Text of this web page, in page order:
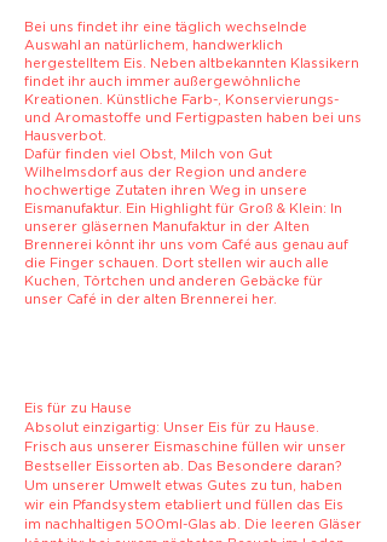
Bei uns findet ihr eine täglich wechselnde
Auswahl an natürlichem, handwerklich
hergestelltem Eis. Neben altbekannten Klassikern
findet ihr auch immer außergewöhnliche
Kreationen. Künstliche Farb-, Konservierungs-
und Aromastoffe und Fertigpasten haben bei uns
Hausverbot.
Dafür finden viel Obst, Milch von Gut
Wilhelmsdorf aus der Region und andere
hochwertige Zutaten ihren Weg in unsere
Eismanufaktur. Ein Highlight für Groß & Klein: In
unserer gläsernen Manufaktur in der Alten
Brennerei könnt ihr uns vom Café aus genau auf
die Finger schauen. Dort stellen wir auch alle
Kuchen, Törtchen und anderen Gebäcke für
unser Café in der alten Brennerei her.
Eis für zu Hause
Absolut einzigartig: Unser Eis für zu Hause.
Frisch aus unserer Eismaschine füllen wir unser
Bestseller Eissorten ab. Das Besondere daran?
Um unserer Umwelt etwas Gutes zu tun, haben
wir ein Pfandsystem etabliert und füllen das Eis
im nachhaltigen 500ml-Glas ab. Die leeren Gläser